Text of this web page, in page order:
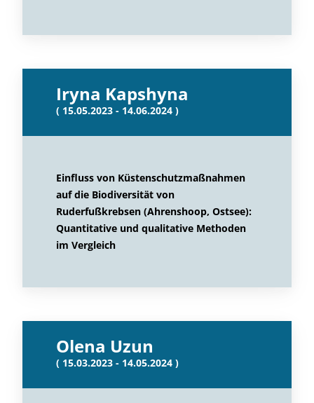
Iryna Kapshyna
( 15.05.2023 - 14.06.2024 )
Einfluss von Küstenschutzmaßnahmen
auf die Biodiversität von
Ruderfußkrebsen (Ahrenshoop, Ostsee):
Quantitative und qualitative Methoden
im Vergleich
Olena Uzun
( 15.03.2023 - 14.05.2024 )